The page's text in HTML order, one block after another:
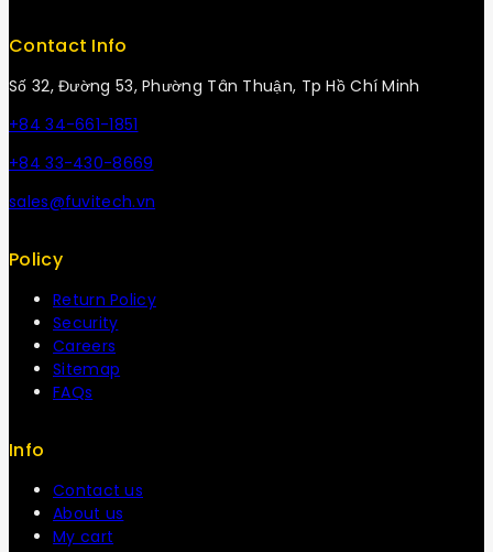
Contact Info
Số 32, Đường 53, Phường Tân Thuận, Tp Hồ Chí Minh
+84 34-661-1851
+84 33-430-8669
sales@fuvitech.vn
Policy
Return Policy
Security
Careers
Sitemap
FAQs
Info
Contact us
About us
My cart